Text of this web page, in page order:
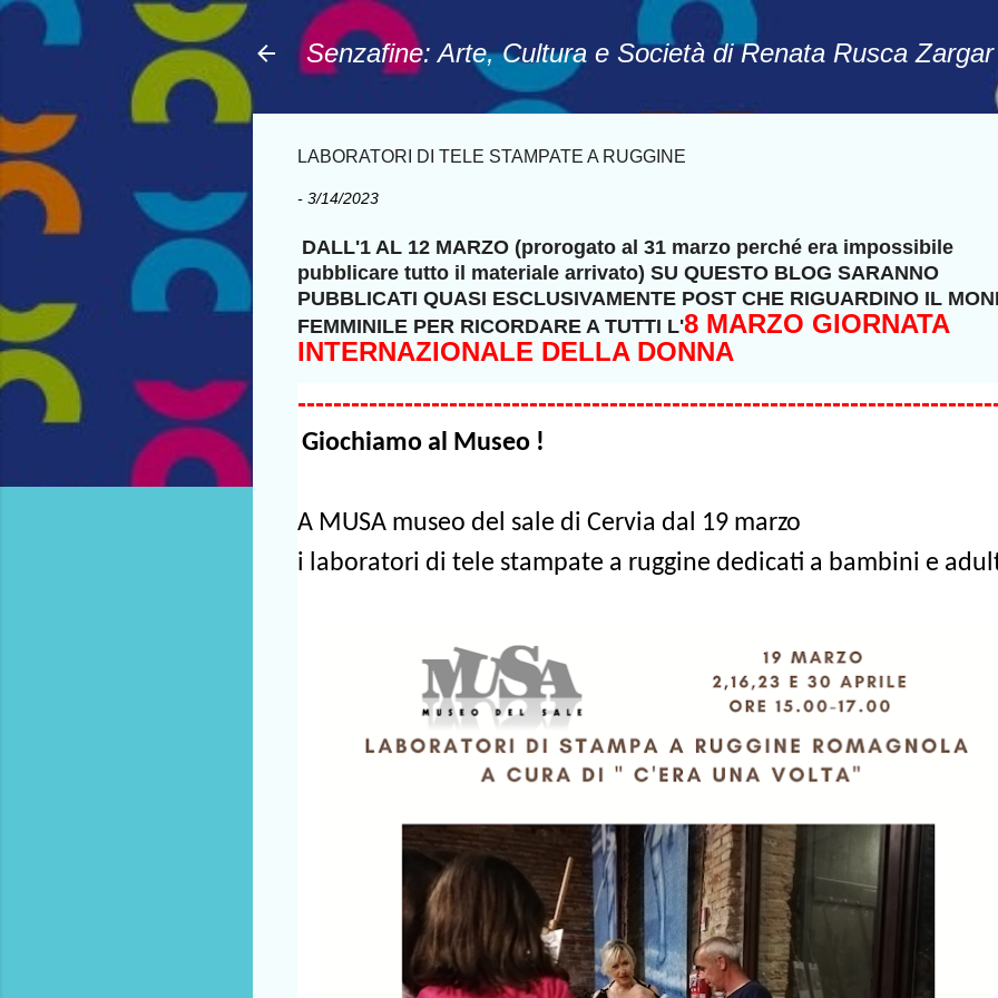
Senzafine: Arte, Cultura e Società di Renata Rusca Zargar
LABORATORI DI TELE STAMPATE A RUGGINE
- 3/14/2023
DALL'1 AL 12 MARZO (prorogato al 31 marzo perché era impossibile
pubblicare tutto il materiale arrivato) SU QUESTO BLOG SARANNO
PUBBLICATI QUASI ESCLUSIVAMENTE POST CHE RIGUARDINO IL
FEMMINILE PER RICORDARE A TUTTI L'8 MARZO GIORNATA
INTERNAZIONALE DELLA DONNA
Giochiamo al Museo !
A MUSA museo del sale di Cervia dal 19 marzo
i laboratori di tele stampate a ruggine dedicati a bambini e